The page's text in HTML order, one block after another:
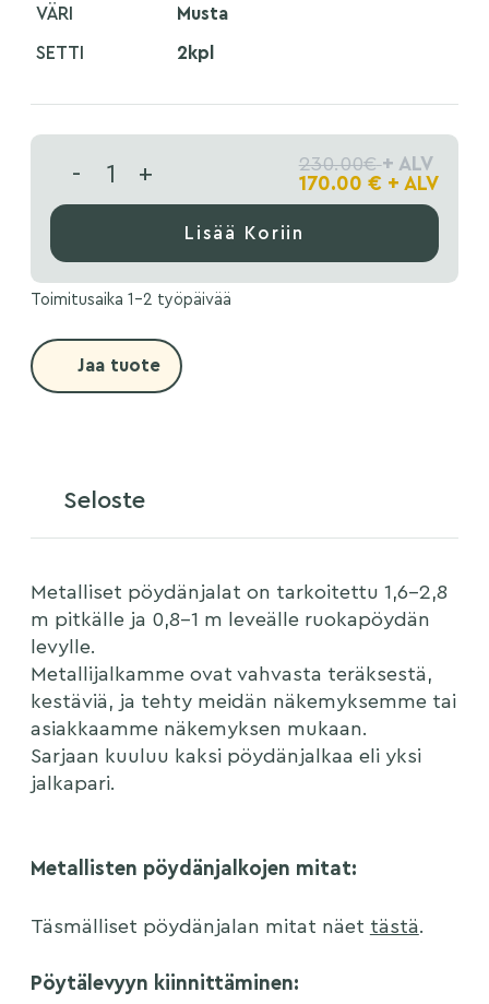
VÄRI Musta
SETTI 2kpl
- + 230.00€ + ALV
170.00 € + ALV
Lisää Koriin
Toimitusaika 1-2 työpäivää
Jaa tuote
Seloste
Metalliset pöydänjalat on tarkoitettu 1,6–2,8
m pitkälle ja 0,8–1 m leveälle ruokapöydän
levylle.
Metallijalkamme ovat vahvasta teräksestä,
kestäviä, ja tehty meidän näkemyksemme tai
asiakkaamme näkemyksen mukaan.
Sarjaan kuuluu kaksi pöydänjalkaa eli yksi
jalkapari.
Metallisten pöydänjalkojen mitat:
Täsmälliset pöydänjalan mitat näet tästä.
Pöytälevyyn kiinnittäminen: